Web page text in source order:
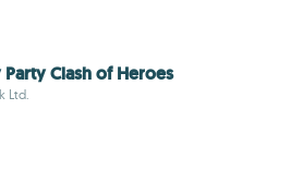
Clash of Heroes
Ltd.